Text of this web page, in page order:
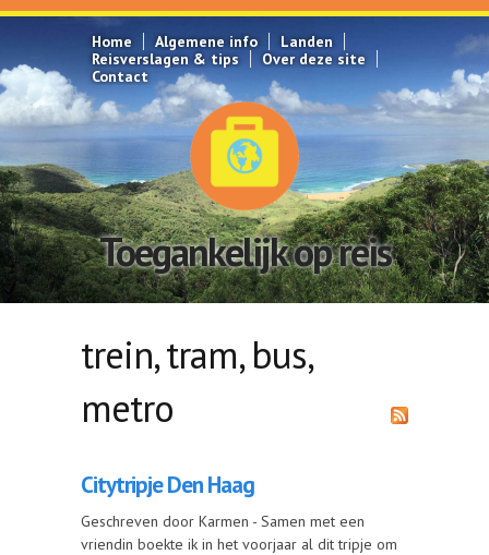
Overslaan en naar de inhoud gaan
Home
Algemene info
Landen
Reisverslagen & tips
Over deze site
Contact
Toegankelijk op reis
trein, tram, bus,
metro
Citytripje Den Haag
Geschreven door Karmen - Samen met een
vriendin boekte ik in het voorjaar al dit tripje om